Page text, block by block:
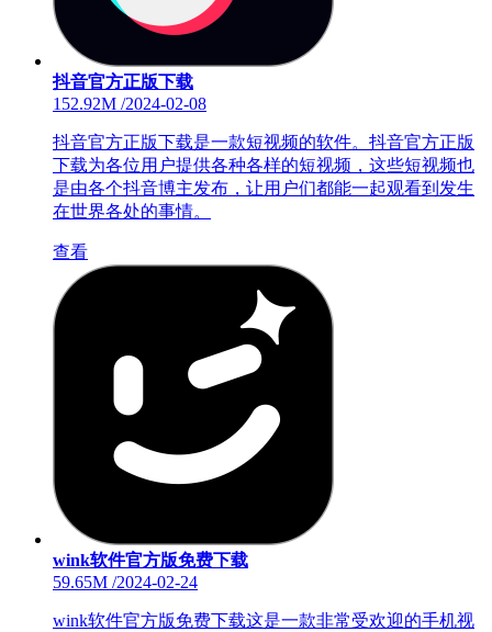
抖音官方正版下载
152.92M /2024-02-08
抖音官方正版下载是一款短视频的软件。抖音官方正版
下载为各位用户提供各种各样的短视频，这些短视频也
是由各个抖音博主发布，让用户们都能一起观看到发生
在世界各处的事情。
查看
wink软件官方版免费下载
59.65M /2024-02-24
wink软件官方版免费下载这是一款非常受欢迎的手机视